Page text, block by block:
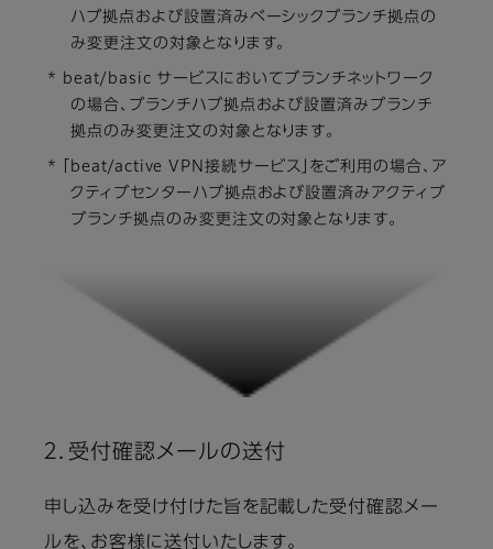
ハブ拠点および設置済みベーシックブランチ拠点の
み変更注文の対象となります。
* beat/basic サービスにおいてブランチネットワーク
の場合、ブランチハブ拠点および設置済みブランチ
拠点のみ変更注文の対象となります。
* 「beat/active VPN接続サービス」をご利用の場合、ア
クティブセンターハブ拠点および設置済みアクティブ
ブランチ拠点のみ変更注文の対象となります。
２．受付確認メールの送付
申し込みを受け付けた旨を記載した受付確認メー
ルを、お客様に送付いたします。